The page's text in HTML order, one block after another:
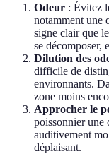
Odeur : Évitez
notamment une
signe clair que
se décomposer,
Dilution des
difficile de
environnants.
zone moins
Approcher le
poissonnier une
auditivement
déplaisant.